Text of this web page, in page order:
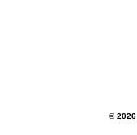
© 2026